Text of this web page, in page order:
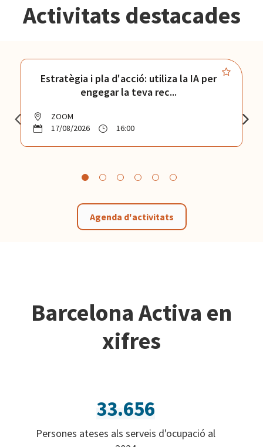
Activitats destacades
Estratègia i pla d'acció: utiliza la IA per
engegar la teva rec...
ZOOM
17/08/2026
16:00
Agenda d'activitats
Barcelona Activa en
xifres
33.656
Persones ateses als serveis d'ocupació al